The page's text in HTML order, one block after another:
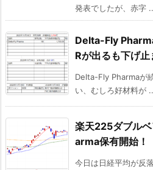
発表でしたが、赤字
Delta-Fly
Rが出るも下げ止
Delta-Fly Pharmaが
い、むしろ好材料が
楽天225ダブル
arma保有開始！
今日は日経平均が反